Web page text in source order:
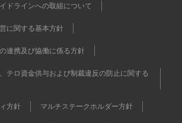
ドラインへの取組について
に関する基本方針
連携及び協働に係る方針
テロ資金供与および制裁違反の防止に関する
方針 マルチステークホルダー方針